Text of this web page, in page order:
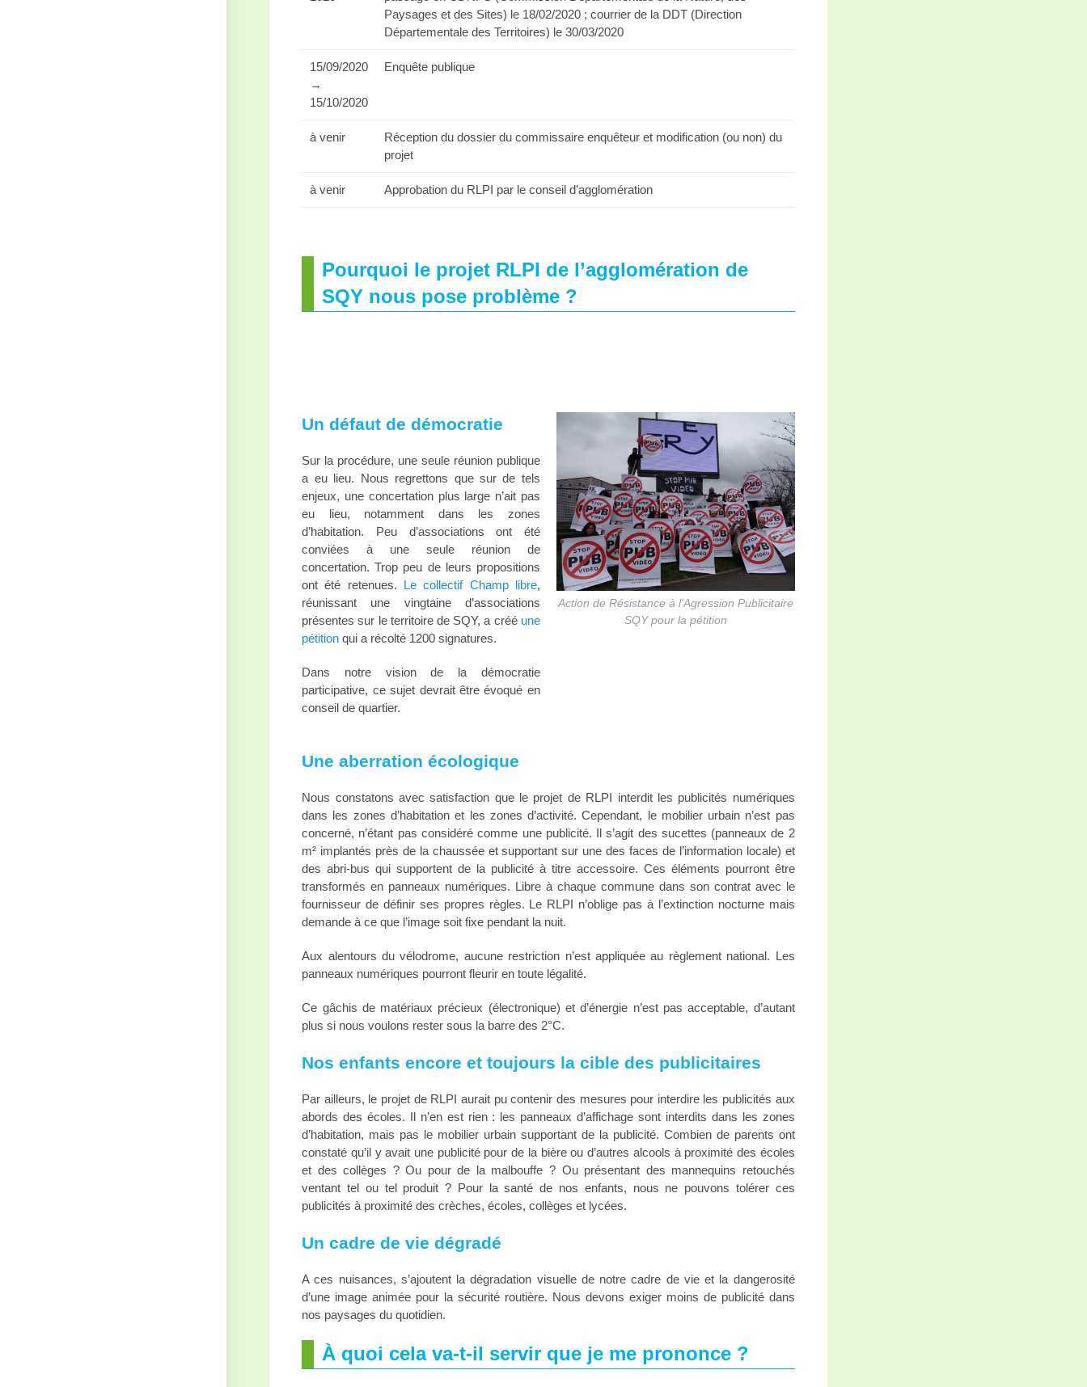
Paysages et des Sites) le 18/02/2020 ; courrier de la DDT (Direction
Départementale des Territoires) le 30/03/2020
15/09/2020
→
15/10/2020
Enquête publique
à venir
Réception du dossier du commissaire enquêteur et modification (ou non) du
projet
à venir Approbation du RLPI par le conseil d’agglomération
Pourquoi le projet RLPI de l’agglomération de
SQY nous pose problème ?
Un défaut de démocratie
Sur la procédure, une seule réunion publique
a eu lieu. Nous regrettons que sur de tels
enjeux, une concertation plus large n’ait pas
eu lieu, notamment dans les zones
d’habitation. Peu d’associations ont été
conviées à une seule réunion de
concertation. Trop peu de leurs propositions
ont été retenues. Le collectif Champ libre,
réunissant une vingtaine d’associations
présentes sur le territoire de SQY, a créé une
pétition qui a récolté 1200 signatures.
Dans notre vision de la démocratie
participative, ce sujet devrait être évoqué en
conseil de quartier.
Action de Résistance à l'Agression Publicitaire
SQY pour la pétition
Une aberration écologique
Nous constatons avec satisfaction que le projet de RLPI interdit les publicités numériques
dans les zones d’habitation et les zones d’activité. Cependant, le mobilier urbain n’est pas
concerné, n’étant pas considéré comme une publicité. Il s’agit des sucettes (panneaux de 2
m² implantés près de la chaussée et supportant sur une des faces de l’information locale) et
des abri-bus qui supportent de la publicité à titre accessoire. Ces éléments pourront être
transformés en panneaux numériques. Libre à chaque commune dans son contrat avec le
fournisseur de définir ses propres règles. Le RLPI n’oblige pas à l’extinction nocturne mais
demande à ce que l’image soit fixe pendant la nuit.
Aux alentours du vélodrome, aucune restriction n’est appliquée au règlement national. Les
panneaux numériques pourront fleurir en toute légalité.
Ce gâchis de matériaux précieux (électronique) et d’énergie n’est pas acceptable, d’autant
plus si nous voulons rester sous la barre des 2°C.
Nos enfants encore et toujours la cible des publicitaires
Par ailleurs, le projet de RLPI aurait pu contenir des mesures pour interdire les publicités aux
abords des écoles. Il n’en est rien : les panneaux d’affichage sont interdits dans les zones
d’habitation, mais pas le mobilier urbain supportant de la publicité. Combien de parents ont
constaté qu’il y avait une publicité pour de la bière ou d’autres alcools à proximité des écoles
et des collèges ? Ou pour de la malbouffe ? Ou présentant des mannequins retouchés
ventant tel ou tel produit ? Pour la santé de nos enfants, nous ne pouvons tolérer ces
publicités à proximité des crèches, écoles, collèges et lycées.
Un cadre de vie dégradé
A ces nuisances, s’ajoutent la dégradation visuelle de notre cadre de vie et la dangerosité
d’une image animée pour la sécurité routière. Nous devons exiger moins de publicité dans
nos paysages du quotidien.
À quoi cela va-t-il servir que je me prononce ?